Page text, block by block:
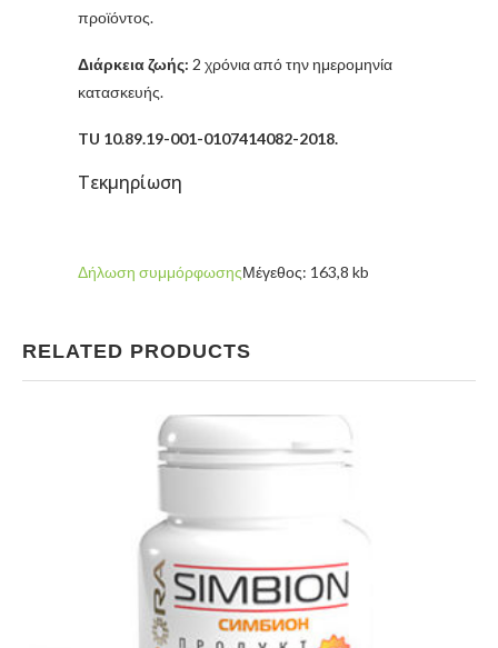
προϊόντος.
Διάρκεια ζωής: 2 χρόνια από την ημερομηνία
κατασκευής.
TU 10.89.19-001-0107414082-2018.
Τεκμηρίωση
Δήλωση συμμόρφωσηςΜέγεθος: 163,8 kb
RELATED PRODUCTS